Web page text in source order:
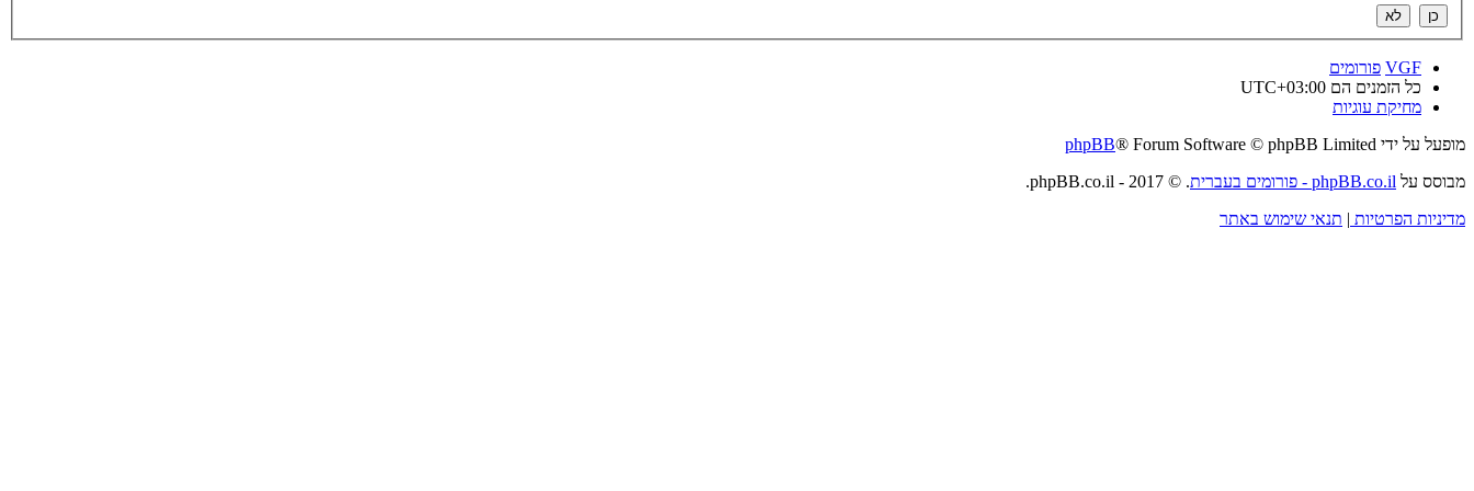
VGF פורומים
כל הזמנים הם UTC+03:00
מחיקת עוגיות
מופעל על ידי
phpBB® Forum Software © phpBB Limited
מבוסס על phpBB.co.il - פורומים בעברית
. © 2017 - phpBB.co.il.
מדיניות הפרטיות | תנאי שימוש באתר